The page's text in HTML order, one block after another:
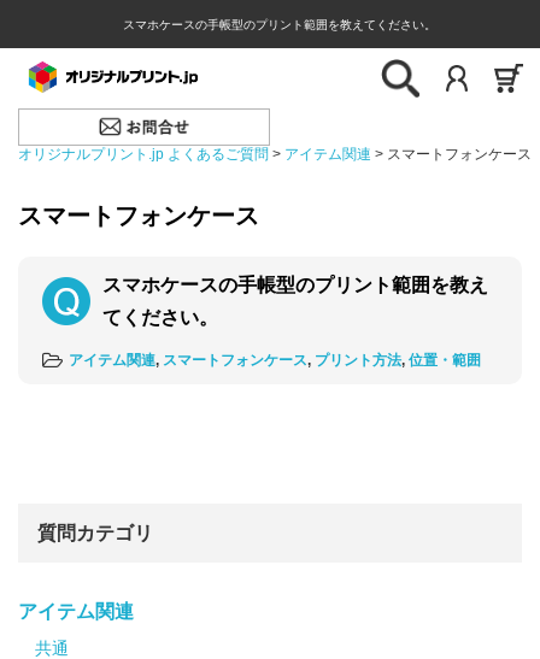
スマホケースの手帳型のプリント範囲を教えてください。
オリジナルプリント.jp よくあるご質問 > アイテム関連 > スマートフォンケース
スマートフォンケース
スマホケースの手帳型のプリント範囲を教え
てください。
アイテム関連, スマートフォンケース, プリント方法, 位置・範囲
質問カテゴリ
アイテム関連
共通